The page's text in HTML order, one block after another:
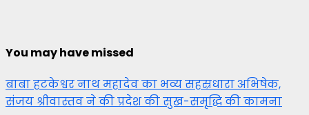
You may have missed
बाबा हटकेश्वर नाथ महादेव का भव्य सहस्रधारा अभिषेक,
संजय श्रीवास्तव ने की प्रदेश की सुख-समृद्धि की कामना